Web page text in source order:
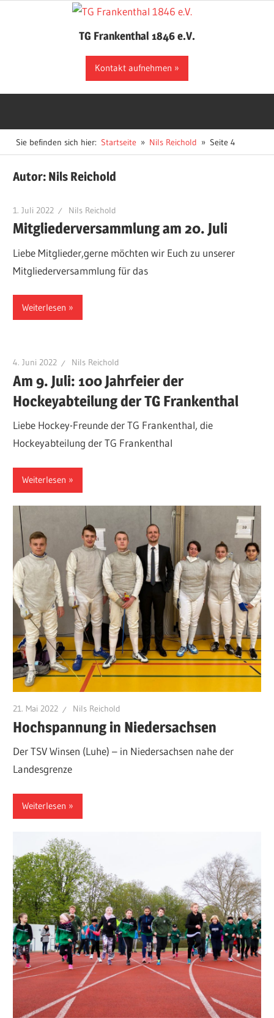
TG Frankenthal 1846 e.V.
Kontakt aufnehmen
Sie befinden sich hier: Startseite Nils Reichold Seite 4
Autor: Nils Reichold
1. Juli 2022 Nils Reichold
Mitgliederversammlung am 20. Juli
Liebe Mitglieder,gerne möchten wir Euch zu unserer
Mitgliederversammlung für das
Weiterlesen
4. Juni 2022 Nils Reichold
Am 9. Juli: 100 Jahrfeier der
Hockeyabteilung der TG Frankenthal
Liebe Hockey-Freunde der TG Frankenthal, die
Hockeyabteilung der TG Frankenthal
Weiterlesen
21. Mai 2022 Nils Reichold
Hochspannung in Niedersachsen
Der TSV Winsen (Luhe) – in Niedersachsen nahe der
Landesgrenze
Weiterlesen